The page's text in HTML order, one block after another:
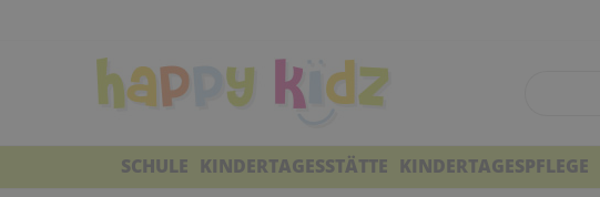
SCHULE KINDERTAGESSTÄTTE KINDERTAGESPFLEGE